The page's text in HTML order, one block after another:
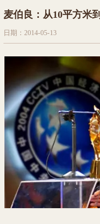
麦伯良：从10平方米
日期：2014-05-13